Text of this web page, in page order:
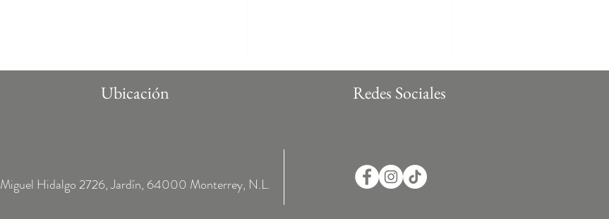
💥 PROMO DEL MES EN
Ubicación Redes Sociales
Miguel Hidalgo 2726, Jardín, 64000 Monterrey, N.L.